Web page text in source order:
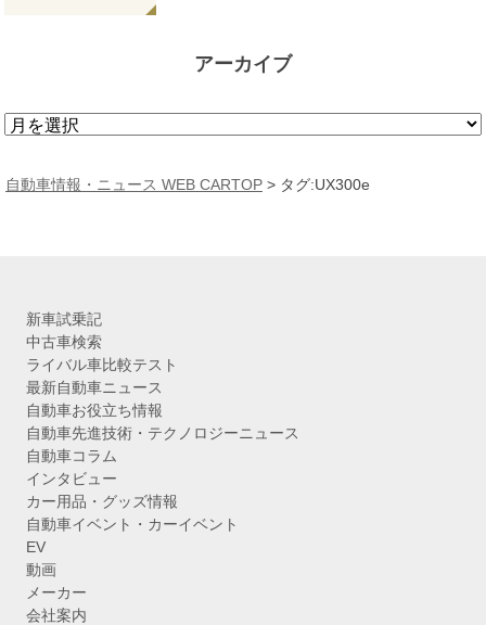
アーカイブ
ア
カ
自動車情報・ニュース WEB CARTOP > タグ:UX300e
新車試乗記
中古車検索
ライバル車比較テスト
最新自動車ニュース
自動車お役立ち情報
自動車先進技術・テクノロジーニュース
自動車コラム
インタビュー
カー用品・グッズ情報
自動車イベント・カーイベント
EV
動画
メーカー
会社案内